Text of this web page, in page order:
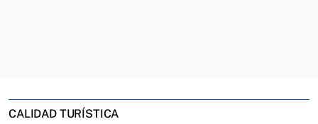
CALIDAD TURÍSTICA